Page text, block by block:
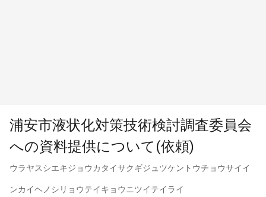
浦安市液状化対策技術検討調査委員会
への資料提供について(依頼)
ウラヤスシエキジョウカタイサクギジュツケントウチョウサイイ
ンカイヘノシリョウテイキョウニツイテイライ